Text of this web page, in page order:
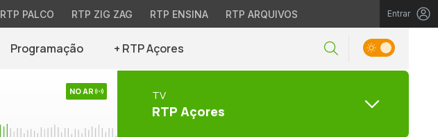
RTP PALCO RTP ZIG ZAG RTP ENSINA RTP ARQUIVOS Entrar
Programação + RTP Açores
NO AR TV
RTP Açores